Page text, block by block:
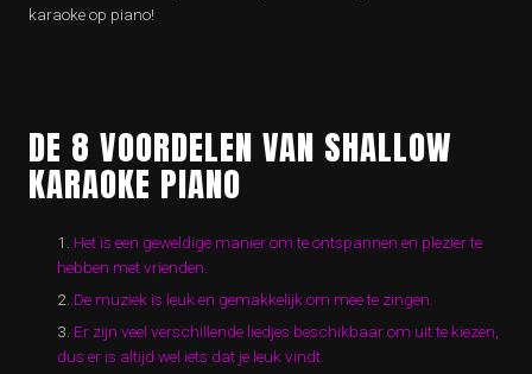
karaoke op piano!
DE 8 VOORDELEN VAN SHALLOW
KARAOKE PIANO
Het is een geweldige manier om te ontspannen en plezier te
hebben met vrienden.
De muziek is leuk en gemakkelijk om mee te zingen.
Er zijn veel verschillende liedjes beschikbaar om uit te kiezen,
dus er is altijd wel iets dat je leuk vindt.